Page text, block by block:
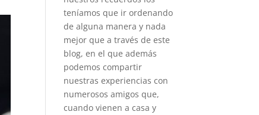
teníamos que ir ordenando
de alguna manera y nada
mejor que a través de este
blog, en el que además
podemos compartir
nuestras experiencias con
numerosos amigos que,
cuando vienen a casa y